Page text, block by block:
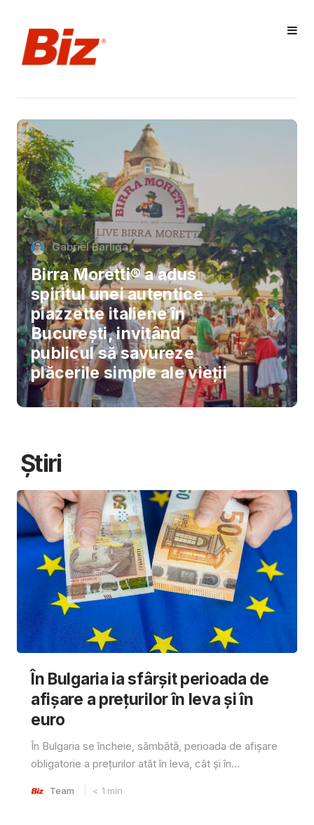
Gabriel Barliga
Birra Moretti® a adus
spiritul unei autentice
piazzette italiene în
București, invitând
publicul să savureze
plăcerile simple ale vieții
Știri
În Bulgaria ia sfârşit perioada de
afișare a prețurilor în ​​leva și în
euro
În Bulgaria se încheie, sâmbătă, perioada de afișare
obligatorie a prețurilor atât în ​​leva, cât și în...
Team < 1 min